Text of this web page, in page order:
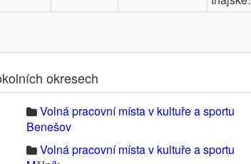
okresech
Volná pracovní místa v kultuře a sportu
Benešov
Volná pracovní místa v kultuře a sportu